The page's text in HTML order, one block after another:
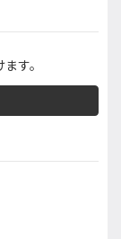
す。